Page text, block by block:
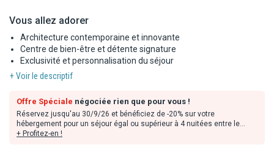
Vous allez adorer
Architecture contemporaine et innovante
Centre de bien-être et détente signature
Exclusivité et personnalisation du séjour
+ Voir le descriptif
Offre Spéciale négociée rien que pour vous !
Réservez jusqu'au 30/9/26 et bénéficiez de -20% sur votre
hébergement pour un séjour égal ou supérieur à 4 nuitées entre le
1/11/26 et le 30/4/27.
+ Profitez-en !